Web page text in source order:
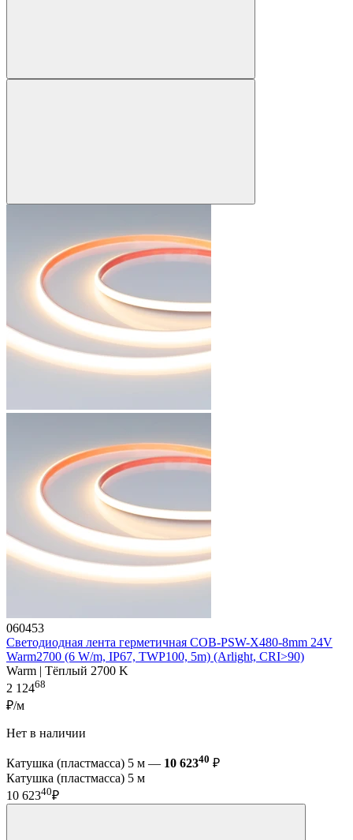
060453
Светодиодная лента герметичная COB-PSW-X480-8mm 24V
Warm2700 (6 W/m, IP67, TWP100, 5m) (Arlight, CRI>90)
Warm | Тёплый 2700 K
2 12468
₽/м
Нет в наличии
Катушка (пластмасса) 5 м — 10 62340 ₽
Катушка (пластмасса) 5 м
10 62340₽